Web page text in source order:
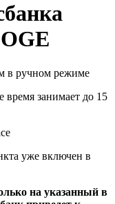
в ручном режиме
время занимает до 15
уже включен в
на указанный в